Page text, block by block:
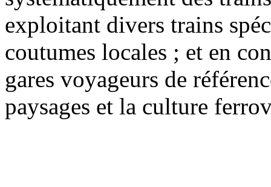
exploitant divers trains
coutumes locales ; et en
gares voyageurs de
paysages et la culture